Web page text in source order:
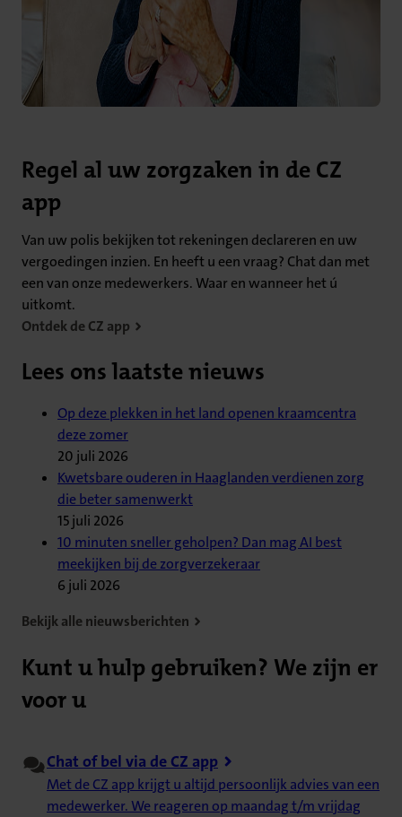
Regel al uw zorgzaken in de CZ
app
Van uw polis bekijken tot rekeningen declareren en uw
vergoedingen inzien. En heeft u een vraag? Chat dan met
een van onze medewerkers. Waar en wanneer het ú
uitkomt.
Ontdek de CZ app
Lees ons laatste nieuws
Op deze plekken in het land openen kraamcentra
deze zomer
20 juli 2026
Kwetsbare ouderen in Haaglanden verdienen zorg
die beter samenwerkt
15 juli 2026
10 minuten sneller geholpen? Dan mag AI best
meekijken bij de zorgverzekeraar
6 juli 2026
Bekijk alle nieuwsberichten
Kunt u hulp gebruiken? We zijn er
voor u
Chat of bel via de CZ app
Met de CZ app krijgt u altijd persoonlijk advies van een
medewerker. We reageren op maandag t/m vrijdag